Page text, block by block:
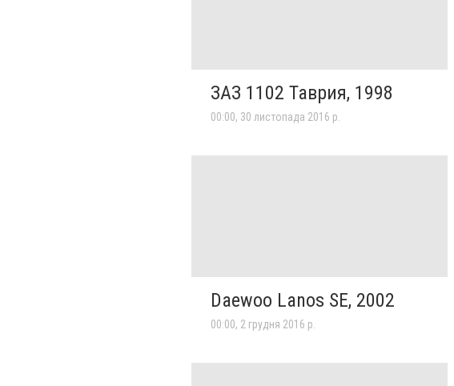
ЗАЗ 1102 Таврия, 1998
00:00, 30 листопада 2016 р.
Daewoo Lanos SE, 2002
00:00, 2 грудня 2016 р.